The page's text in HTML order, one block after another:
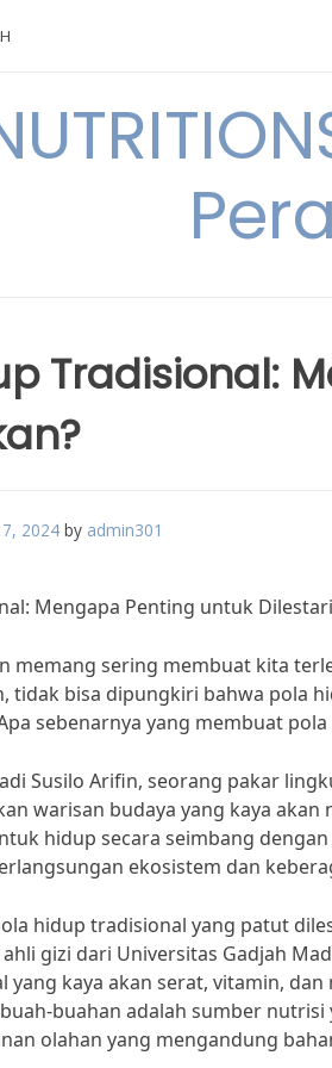
Tradisional:
2024 by admin301
Mengapa Penting untuk
memang sering membuat kita
tidak bisa dipungkiri bahwa pola
sebenarnya yang membuat
Susilo Arifin, seorang pakar
warisan budaya yang kaya
hidup secara seimbang
ekosistem dan
hidup tradisional yang patut
gizi dari Universitas Gadjah
yang kaya akan serat, vitamin,
buahan adalah sumber
olahan yang mengandung